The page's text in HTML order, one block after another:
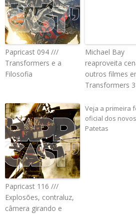
Papricast 094 ///
Transformers e a
Filosofia
Michael Bay
reaproveita
outros filmes
Transformers 3
Papricast 116 ///
Explosões, contraluz,
câmera girando e
Veja a primeira
oficial dos
Patetas